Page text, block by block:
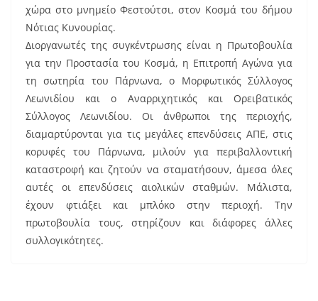
χώρα στο μνημείο Φεστούτσι, στον Κοσμά του δήμου
Νότιας Κυνουρίας.
Διοργανωτές της συγκέντρωσης είναι η Πρωτοβουλία
για την Προστασία του Κοσμά, η Επιτροπή Αγώνα για
τη σωτηρία του Πάρνωνα, ο Μορφωτικός Σύλλογος
Λεωνιδίου και ο Αναρριχητικός και Ορειβατικός
Σύλλογος Λεωνιδίου. Οι άνθρωποι της περιοχής,
διαμαρτύρονται για τις μεγάλες επενδύσεις ΑΠΕ, στις
κορυφές του Πάρνωνα, μιλούν για περιβαλλοντική
καταστροφή και ζητούν να σταματήσουν, άμεσα όλες
αυτές οι επενδύσεις αιολικών σταθμών. Μάλιστα,
έχουν φτιάξει και μπλόκο στην περιοχή. Την
πρωτοβουλία τους, στηρίζουν και διάφορες άλλες
συλλογικότητες.